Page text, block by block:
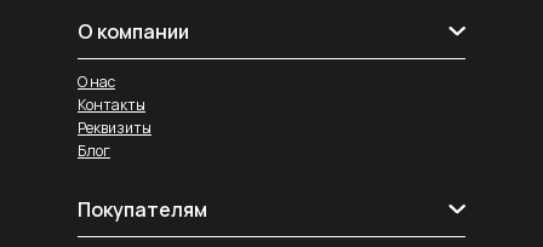
О компании
Реквизиты
Блог
О нас
Контакты
Покупателям